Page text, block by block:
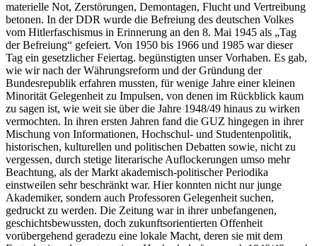
materielle Not, Zerstörungen, Demontagen, Flucht und Vertreibung
betonen. In der DDR wurde die Befreiung des deutschen Volkes
vom Hitlerfaschismus in Erinnerung an den 8. Mai 1945 als
Tag
der Befreiung
gefeiert. Von 1950 bis 1966 und 1985 war dieser
Tag ein gesetzlicher Feiertag. begünstigten unser Vorhaben. Es gab,
wie wir nach der Währungsreform und der Gründung der
Bundesrepublik erfahren mussten, für wenige Jahre einer kleinen
Minorität Gelegenheit zu Impulsen, von denen im Rückblick kaum
zu sagen ist, wie weit sie über die Jahre 1948/49 hinaus zu wirken
vermochten. In ihren ersten Jahren fand die GUZ hingegen in ihrer
Mischung von Informationen, Hochschul- und Studentenpolitik,
historischen, kulturellen und politischen Debatten sowie, nicht zu
vergessen, durch stetige literarische Auflockerungen umso mehr
Beachtung, als der Markt akademisch-politischer Periodika
einstweilen sehr beschränkt war. Hier konnten nicht nur junge
Akademiker, sondern auch Professoren Gelegenheit suchen,
gedruckt zu werden. Die Zeitung war in ihrer unbefangenen,
geschichtsbewussten, doch zukunftsorientierten Offenheit
vorübergehend geradezu eine lokale Macht, deren sie mit dem